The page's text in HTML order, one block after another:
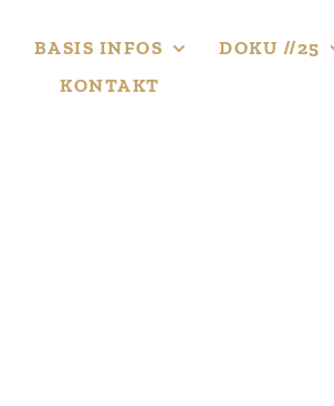
BASIS INFOS DOKU //25
KONTAKT